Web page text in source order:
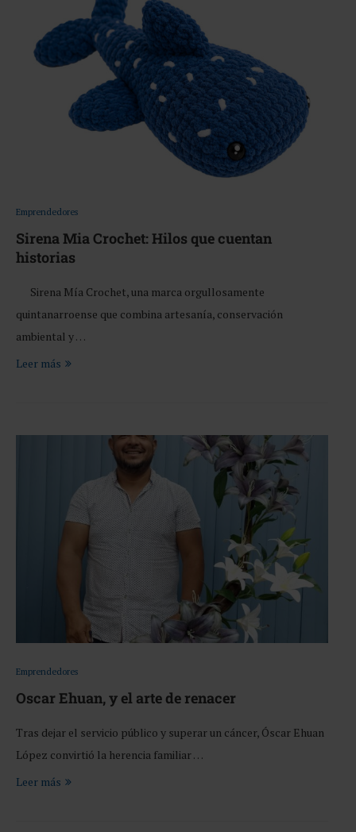
Emprendedores
Sirena Mia Crochet: Hilos que cuentan
historias
Sirena Mía Crochet, una marca orgullosamente
quintanarroense que combina artesanía, conservación
ambiental y …
Leer más
Emprendedores
Oscar Ehuan, y el arte de renacer
Tras dejar el servicio público y superar un cáncer, Óscar Ehuan
López convirtió la herencia familiar …
Leer más